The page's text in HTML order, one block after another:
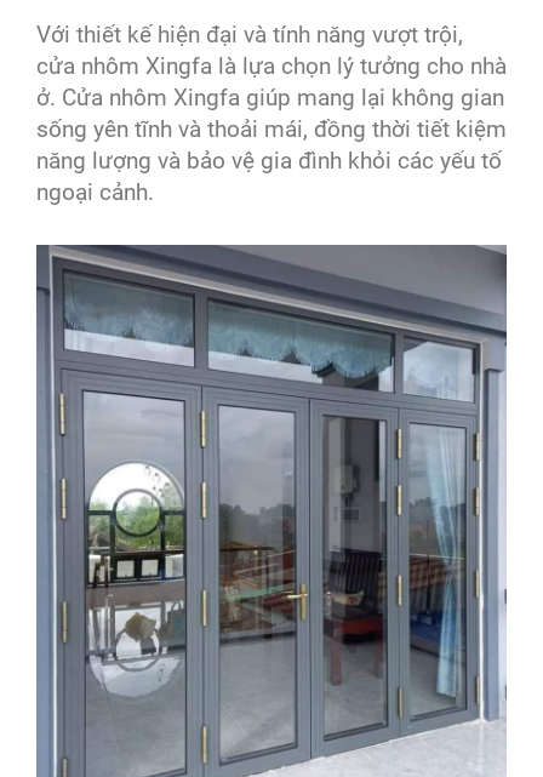
Với thiết kế hiện đại và tính năng vượt trội,
cửa nhôm Xingfa là lựa chọn lý tưởng cho nhà
ở. Cửa nhôm Xingfa giúp mang lại không gian
sống yên tĩnh và thoải mái, đồng thời tiết kiệm
năng lượng và bảo vệ gia đình khỏi các yếu tố
ngoại cảnh.